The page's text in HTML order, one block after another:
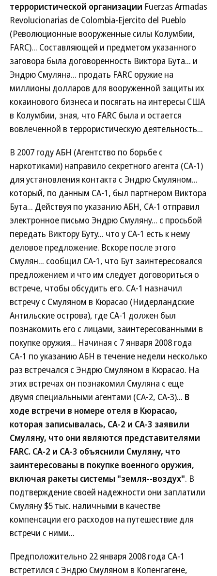
террористической организации Fuerzas Armadas
Revolucionarias de Colombia-Ejercito del Pueblo
(Революционные вооруженные силы Колумбии,
FARC)... Составляющей и предметом указанного
заговора была договоренность Виктора Бута... и
Эндрю Смуляна... продать FARC оружие на
миллионы долларов для вооруженной защиты их
кокаинового бизнеса и посягать на интересы США
в Колумбии, зная, что FARC была и остается
вовлеченной в террористическую деятельность...
В 2007 году АБН (Агентство по борьбе с
наркотиками) направило секретного агента (СА-1)
для установления контакта с Эндрю Смуляном...
который, по данным СА-1, был партнером Виктора
Бута... Действуя по указанию АБН, СА-1 отправил
электронное письмо Эндрю Смуляну... с просьбой
передать Виктору Буту... что у СА-1 есть к нему
деловое предложение. Вскоре после этого
Смулян... сообщил СА-1, что Бут заинтересовался
предложением и что им следует договориться о
встрече, чтобы обсудить его. СА-1 назначил
встречу с Смуляном в Кюрасао (Нидерландские
Антильские острова), где СА-1 должен был
познакомить его с лицами, заинтересованными в
покупке оружия... Начиная с 7 января 2008 года
СА-1 по указанию АБН в течение недели несколько
раз встречался с Эндрю Смуляном в Кюрасао. На
этих встречах он познакомил Смуляна с еще
двумя специальными агентами (СА-2, СА-3)... В
ходе встречи в номере отеля в Кюрасао,
которая записывалась, СА-2 и СА-3 заявили
Смуляну, что они являются представителями
FARC. СА-2 и СА-3 объяснили Смуляну, что
заинтересованы в покупке военного оружия,
включая ракеты системы "земля--воздух". В
подтверждение своей надежности они заплатили
Смуляну $5 тыс. наличными в качестве
компенсации его расходов на путешествие для
встречи с ними...
Предположительно 22 января 2008 года СА-1
встретился с Эндрю Смуляном в Копенгагене,